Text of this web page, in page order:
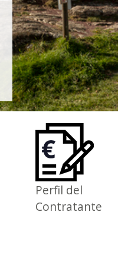
Perfil del
Contratante